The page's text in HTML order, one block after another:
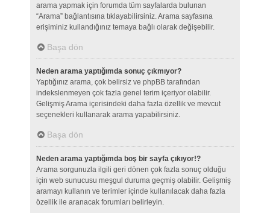
arama yapmak için forumda tüm sayfalarda bulunan
“Arama” bağlantısına tıklayabilirsiniz. Arama sayfasına
erişiminiz kullandığınız temaya bağlı olarak değişebilir.
Başa dön
Neden arama yaptığımda sonuç çıkmıyor?
Yaptığınız arama, çok belirsiz ve phpBB tarafından
indekslenmeyen çok fazla genel terim içeriyor olabilir.
Gelişmiş Arama içerisindeki daha fazla özellik ve mevcut
seçenekleri kullanarak arama yapabilirsiniz.
Başa dön
Neden arama yaptığımda boş bir sayfa çıkıyor!?
Arama sorgunuzla ilgili geri dönen çok fazla sonuç olduğu
için web sunucusu meşgul duruma geçmiş olabilir. Gelişmiş
aramayı kullanın ve terimler içinde kullanılacak daha fazla
özellik ile aranacak forumları belirleyin.